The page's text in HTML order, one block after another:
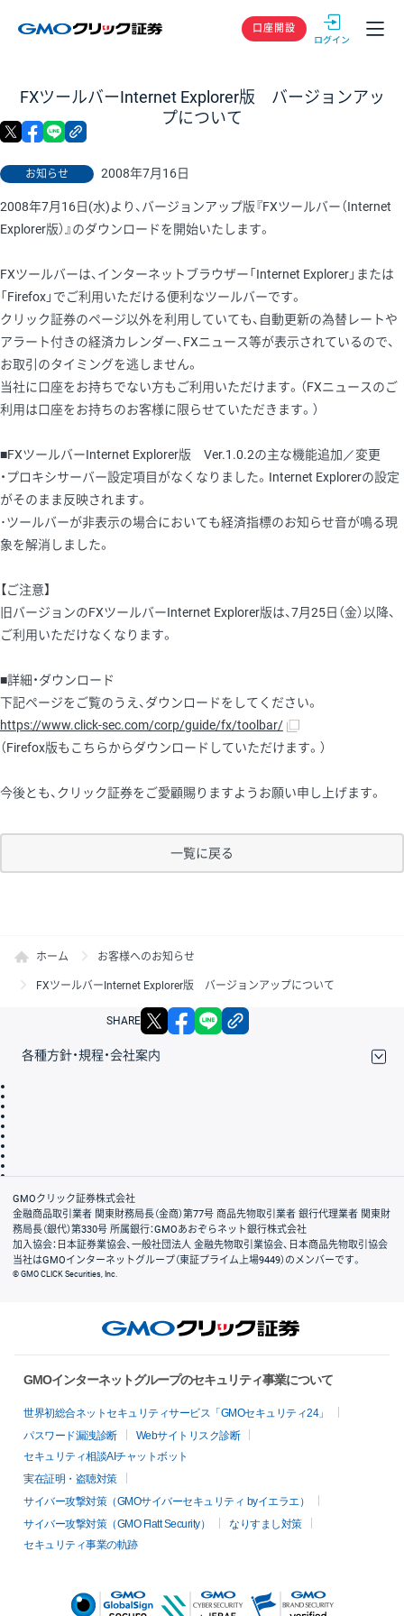
GMOクリック
口座開設
FXツールバーInternet Explorer版 バージョンアッ
プについて
お知らせ 2008年7月16日
X facebook
2008年7月16日(水)より、バージョンアップ版『FXツールバー（Internet
Explorer版）』のダウンロードを開始いたします。
FXツールバーは、インターネットブラウザー「Internet Explorer」または
「Firefox」でご利用いただける便利なツールバーです。
クリック証券のページ以外を利用していても、自動更新の為替レートや
アラート付きの経済カレンダー、FXニュース等が表示されているので、
お取引のタイミングを逃しません。
当社に口座をお持ちでない方もご利用いただけます。（FXニュースのご
利用は口座をお持ちのお客様に限らせていただきます。）
■FXツールバーInternet Explorer版 Ver.1.0.2の主な機能追加／変更
・プロキシサーバー設定項目がなくなりました。Internet Explorerの設定
がそのまま反映されます。
･ツールバーが非表示の場合においても経済指標のお知らせ音が鳴る現
象を解消しました。
【ご注意】
旧バージョンのFXツールバーInternet Explorer版は、7月25日（金）以降、
ご利用いただけなくなります。
■詳細・ダウンロード
下記ページをご覧のうえ、ダウンロードをしてください。
https://www.click-sec.com/corp/guide/fx/toolbar/
（Firefox版もこちらからダウンロードしていただけます。）
今後とも、クリック証券をご愛顧賜りますようお願い申し上げます。
一覧に戻る
ホーム お客様へのお知らせ
FXツールバーInternet Explorer版 バージョンアップについて
SHARE X facebook
各種方針・規程・会社案内
会社案内
GMOクリック証券株式会社
金融商品取引業者 関東財務局長（金商）第77号 商品先物取引業者 銀行代理業者 関東財
務局長（銀代）第330号 所属銀行：GMOあおぞらネット銀行株式会社
加入協会：日本証券業協会、一般社団法人 金融先物取引業協会、日本商品先物取引協会
当社はGMOインターネットグループ（東証プライム上場9449）のメンバーです。
© GMO CLICK Securities, Inc.
GMOインターネットグループのセキュリティ事業について
世界初総合ネットセキュリティサービス「GMOセキュリティ24」
パスワード漏洩診断
Webサイトリスク診断
セキュリティ相談AIチャットボット
実在証明・盗聴対策
サイバー攻撃対策（GMOサイバーセキュリティ byイエラエ）
サイバー攻撃対策（GMO Flatt Security）
なりすまし対策
セキュリティ事業の軌跡